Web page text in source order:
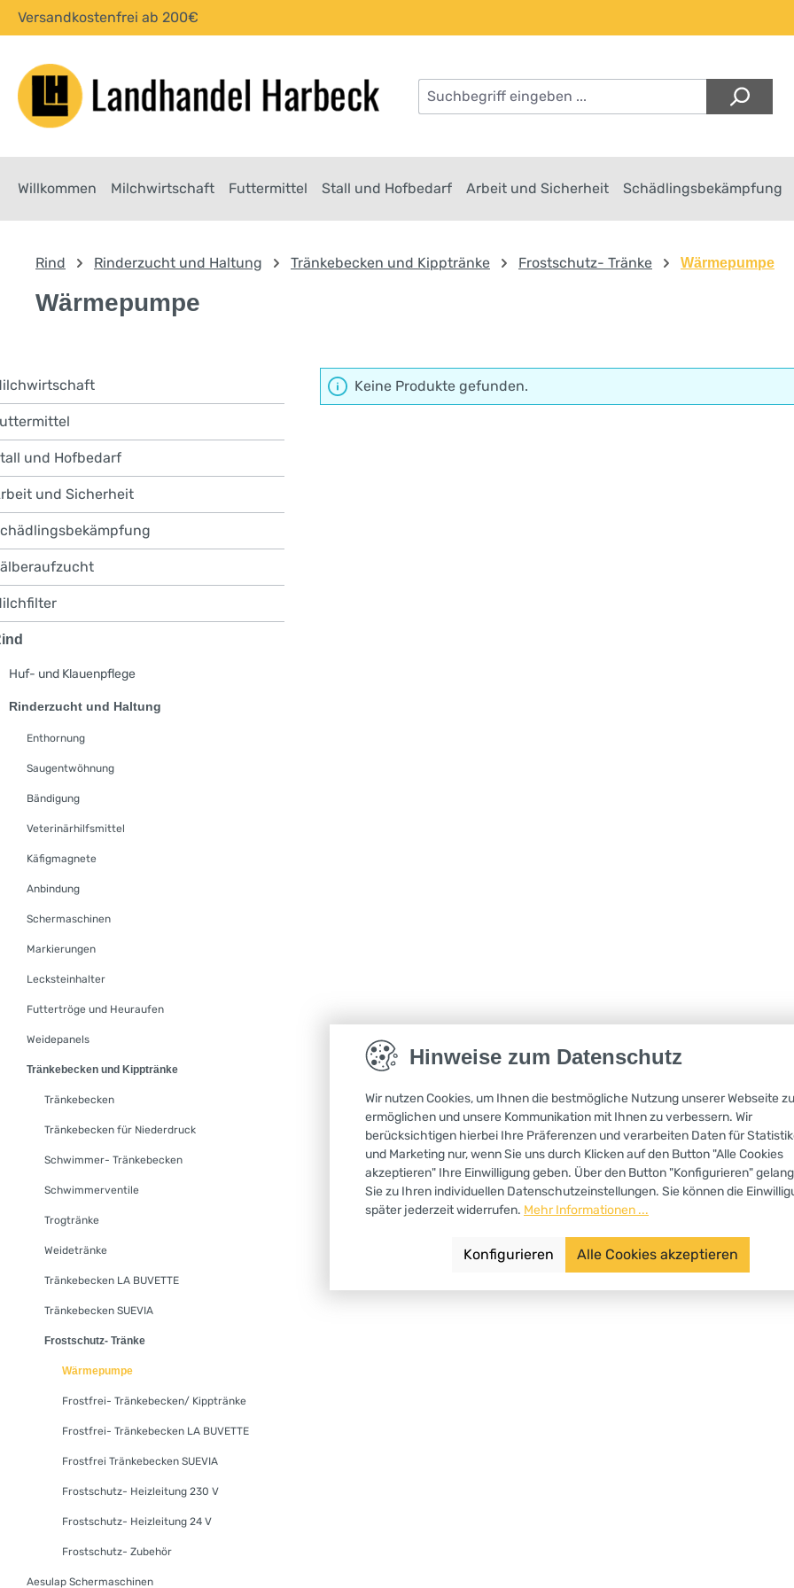
Zur Hauptnavigation springen
Versandkostenfrei ab 200€
Willkommen Milchwirtschaft Futtermittel Stall und Hofbedarf Arbeit und Sicherheit Schädlingsbekämpfung
Rind Rinderzucht und Haltung Tränkebecken und Kipptränke Frostschutz- Tränke Wärmepumpe
Wärmepumpe
und Hofbedarf
und Sicherheit
Huf- und Klauenpflege
Rinderzucht und Haltung
Enthornung
Saugentwöhnung
Bändigung
Veterinärhilfsmittel
Käfigmagnete
Anbindung
Schermaschinen
Markierungen
Lecksteinhalter
Futtertröge und Heuraufen
Weidepanels
Tränkebecken und Kipptränke
Tränkebecken
Tränkebecken für Niederdruck
Schwimmer- Tränkebecken
Schwimmerventile
Trogtränke
Weidetränke
Tränkebecken LA BUVETTE
Tränkebecken SUEVIA
Frostschutz- Tränke
Wärmepumpe
Frostfrei- Tränkebecken/ Kipptränke
Frostfrei- Tränkebecken LA BUVETTE
Frostfrei Tränkebecken SUEVIA
Frostschutz- Heizleitung 230 V
Frostschutz- Heizleitung 24 V
Frostschutz- Zubehör
Aesulap Schermaschinen
Keine Produkte gefunden.
Hinweise zum Datenschutz
Wir nutzen Cookies, um Ihnen die bestmögliche Nutzung unserer Webseite zu
ermöglichen und unsere Kommunikation mit Ihnen zu verbessern. Wir
berücksichtigen hierbei Ihre Präferenzen und verarbeiten Daten für
und Marketing nur, wenn Sie uns durch Klicken auf den Button "Alle Cookies
akzeptieren" Ihre Einwilligung geben. Über den Button "Konfigurieren"
Sie zu Ihren individuellen Datenschutzeinstellungen. Sie können die
später jederzeit widerrufen. Mehr Informationen ...
Konfigurieren Alle Cookies akzeptieren